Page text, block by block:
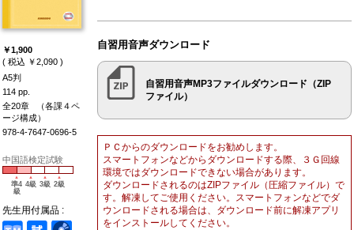
￥1,900
( 税込 ￥2,090 )
A5判
114 pp.
全20章
（各課４ペ
ージ構成）
978-4-7647-0696-5
中国語検定試験
準4
級
4級 3級 2級
先生用付属品 :
自習用音声ダウンロード
自習用音声MP3ファイルダウンロード（ZIP
ファイル）
ＰＣからのダウンロードをお勧めします。
スマートフォンなどからダウンロードする際、３Ｇ回線
環境ではダウンロードできない場合があります。
ダウンロードされるのはZIPファイル（圧縮ファイル）で
す。解凍してご使用ください。スマートフォンなどでダ
ウンロードされる場合は、ダウンロード前に解凍アプリ
をインストールしてください。